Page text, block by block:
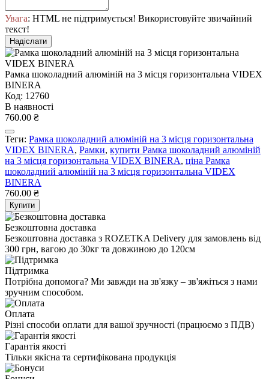
Увага: HTML не підтримується! Використовуйте звичайний
текст!
Надіслати
Рамка шоколадний алюміній на 3 місця горизонтальна VIDEX
BINERA
Код: 12760
В наявності
760.00 ₴
Теги: Рамка шоколадний алюміній на 3 місця горизонтальна
VIDEX BINERA, Рамки, купити Рамка шоколадний алюміній
на 3 місця горизонтальна VIDEX BINERA, ціна Рамка
шоколадний алюміній на 3 місця горизонтальна VIDEX
BINERA
760.00 ₴
Купити
Безкоштовна доставка
Безкоштовна доставка з ROZETKA Delivery для замовлень від
300 грн, вагою до 30кг та довжиною до 120см
Підтримка
Потрібна допомога? Ми завжди на зв'язку – зв'яжіться з нами
зручним способом.
Оплата
Різні способи оплати для вашої зручності (працюємо з ПДВ)
Гарантія якості
Тільки якісна та сертифікована продукція